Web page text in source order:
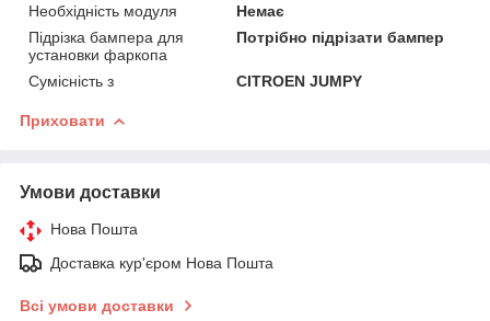
Необхідність модуля
Немає
Підрізка бампера для
установки фаркопа
Потрібно підрізати бампер
Сумісність з CITROEN JUMPY
Приховати
Умови доставки
Нова Пошта
Доставка кур'єром Нова Пошта
Всі умови доставки